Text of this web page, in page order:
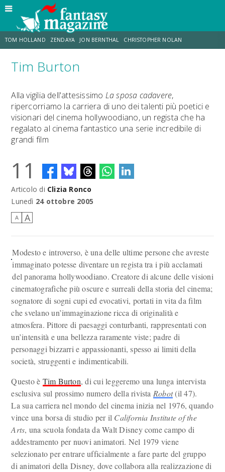
TOM HOLLAND ZENDAYA JON BERNTHAL CHRISTOPHER NOLAN
STRANIMONDI LUCCA COMICS & GAMES
JACOB BATALON ERIK SOMMERS
Tim Burton
Alla vigilia dell'attesissimo La sposa cadavere,
ripercorriamo la carriera di uno dei talenti più poetici e
visionari del cinema hollywoodiano, un regista che ha
regalato al cinema fantastico una serie incredibile di
grandi film
11
Articolo di Clizia Ronco
Lunedì 24 ottobre 2005
A A
Modesto e introverso, è una delle ultime persone che avreste
immaginato potesse diventare un regista tra i più acclamati
del panorama hollywoodiano. Creatore di alcune delle visioni
cinematografiche più oscure e surreali della storia del cinema;
sognatore di sogni cupi ed evocativi, portati in vita da film
che svelano un’immaginazione ricca di originalità e
atmosfera. Pittore di paesaggi conturbanti, rappresentati con
un’intensità e una bellezza raramente viste; padre di
personaggi bizzarri e appassionanti, spesso ai limiti della
società, struggenti e indimenticabili.
Questo è Tim Burton, di cui leggeremo una lunga intervista
esclusiva sul prossimo numero della rivista Robot(il 47).
La sua carriera nel mondo del cinema inizia nel 1976, quando
vince una borsa di studio per il California Institute of the
Arts, una scuola fondata da Walt Disney come campo di
addestramento per nuovi animatori. Nel 1979 viene
selezionato per entrare ufficialmente a fare parte del gruppo
di animatori della Disney, dove collabora alla realizzazione di